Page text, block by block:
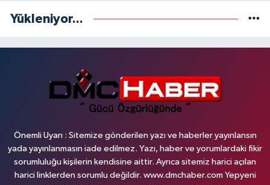
Yükleniyor...
Önemli Uyarı : Sitemize gönderilen yazı ve haberler yayınlansın
yada yayınlanmasın iade edilmez. Yazı, haber ve yorumlardaki fikir
sorumluluğu kişilerin kendisine aittir. Ayrıca sitemiz harici açılan
harici linklerden sorumlu değildir. www.dmchaber.com Yepyeni